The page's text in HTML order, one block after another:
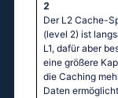
2
Der L2 Cache-
(level 2) ist
L1, dafür aber
eine größere
die Caching
Daten